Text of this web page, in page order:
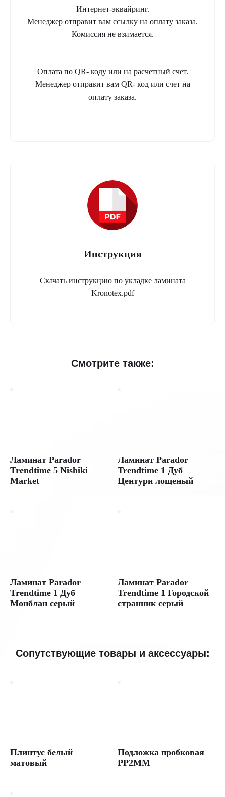
Интернет-эквайринг.
Менеджер отправит вам ссылку на оплату заказа.
Комиссия не взимается.
Оплата по QR- коду или на расчетный счет.
Менеджер отправит вам QR- код или счет на
оплату заказа.
Инструкция
Скачать инструкцию по укладке ламината
Kronotex.pdf
Смотрите также:
Ламинат Parador
Trendtime 5 Nishiki
Market
Ламинат Parador
Trendtime 1 Дуб
Центури лощеный
Ламинат Parador
Trendtime 1 Дуб
Монблан серый
Ламинат Parador
Trendtime 1 Городской
странник серый
Сопутствующие товары и аксессуары:
Плинтус белый
матовый
Подложка пробковая
PP2MM